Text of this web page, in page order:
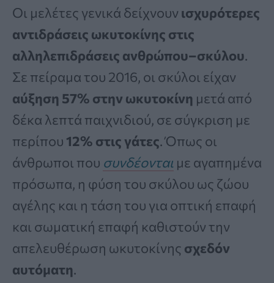
Οι μελέτες γενικά δείχνουν ισχυρότερες
αντιδράσεις ωκυτοκίνης στις
αλληλεπιδράσεις ανθρώπου–σκύλου.
Σε πείραμα του 2016, οι σκύλοι είχαν
αύξηση 57% στην ωκυτοκίνη μετά από
δέκα λεπτά παιχνιδιού, σε σύγκριση με
περίπου 12% στις γάτες. Όπως οι
άνθρωποι που συνδέονται με αγαπημένα
πρόσωπα, η φύση του σκύλου ως ζώου
αγέλης και η τάση του για οπτική επαφή
και σωματική επαφή καθιστούν την
απελευθέρωση ωκυτοκίνης σχεδόν
αυτόματη.